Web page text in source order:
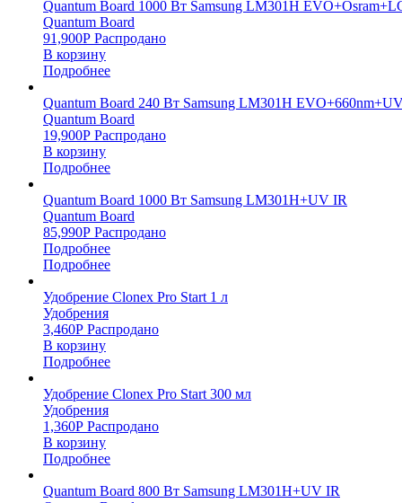
Quantum Board 1000 Вт Samsung LM301H
Quantum Board
91,900Р Распродано
В корзину
Подробнее
Quantum Board 240 Вт Samsung LM301H
Quantum Board
19,900Р Распродано
В корзину
Подробнее
Quantum Board 1000 Вт Samsung LM301H+UV IR
Quantum Board
85,990Р Распродано
Подробнее
Подробнее
Удобрение Clonex Pro Start 1 л
Удобрения
3,460Р Распродано
В корзину
Подробнее
Удобрение Clonex Pro Start 300 мл
Удобрения
1,360Р Распродано
В корзину
Подробнее
Quantum Board 800 Вт Samsung LM301H+UV IR